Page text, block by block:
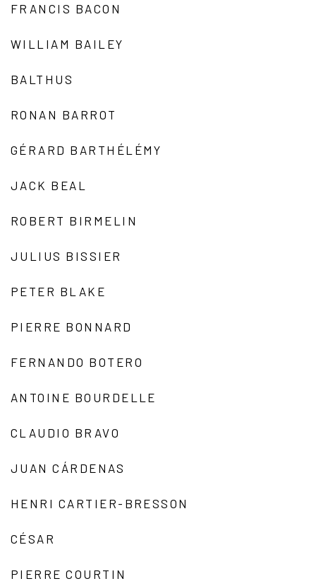
FRANCIS BACON
WILLIAM BAILEY
BALTHUS
RONAN BARROT
GÉRARD BARTHÉLÉMY
JACK BEAL
ROBERT BIRMELIN
JULIUS BISSIER
PETER BLAKE
PIERRE BONNARD
FERNANDO BOTERO
ANTOINE BOURDELLE
CLAUDIO BRAVO
JUAN CÁRDENAS
HENRI CARTIER-BRESSON
CÉSAR
PIERRE COURTIN